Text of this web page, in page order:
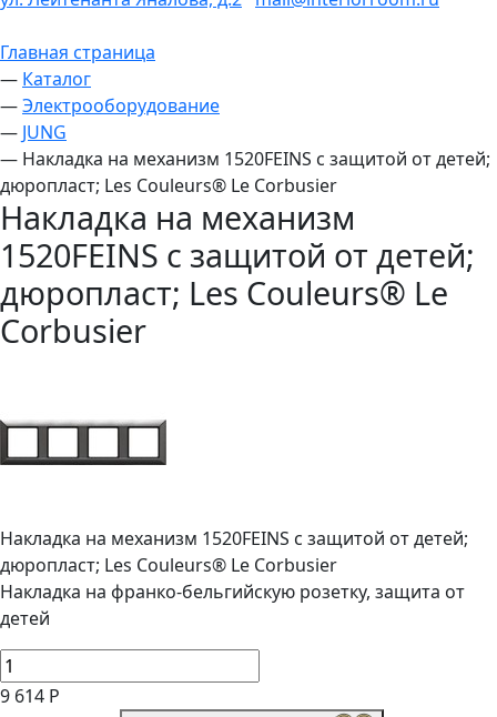
Главная страница
— Каталог
—Электрооборудование
— JUNG
— Накладка на механизм 1520FEINS с защитой от детей;
дюропласт; Les Couleurs® Le Corbusier
Накладка на механизм
1520FEINS с защитой от детей;
дюропласт; Les Couleurs® Le
Corbusier
Накладка на механизм 1520FEINS с защитой от детей;
дюропласт; Les Couleurs® Le Corbusier
Накладка на франко-бельгийскую розетку, защита от
детей
9 614 Р